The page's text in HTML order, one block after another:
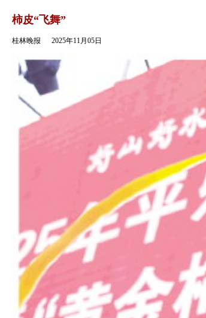
返回
柿皮“飞舞”
桂林晚报 2025年11月05日